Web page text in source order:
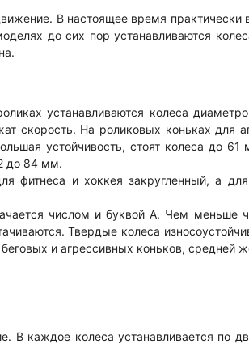
В настоящее время практически
до сих пор устанавливаются
устанавливаются колеса
скорость. На роликовых коньках для
устойчивость, стоят колеса до
до 84 мм.
фитнеса и хоккея закругленный, а
числом и буквой А. Чем меньше
Твердые колеса
и агрессивных коньков, средней
В каждое колеса устанавливается по